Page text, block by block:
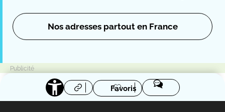
Nos adresses partout en France
Favoris